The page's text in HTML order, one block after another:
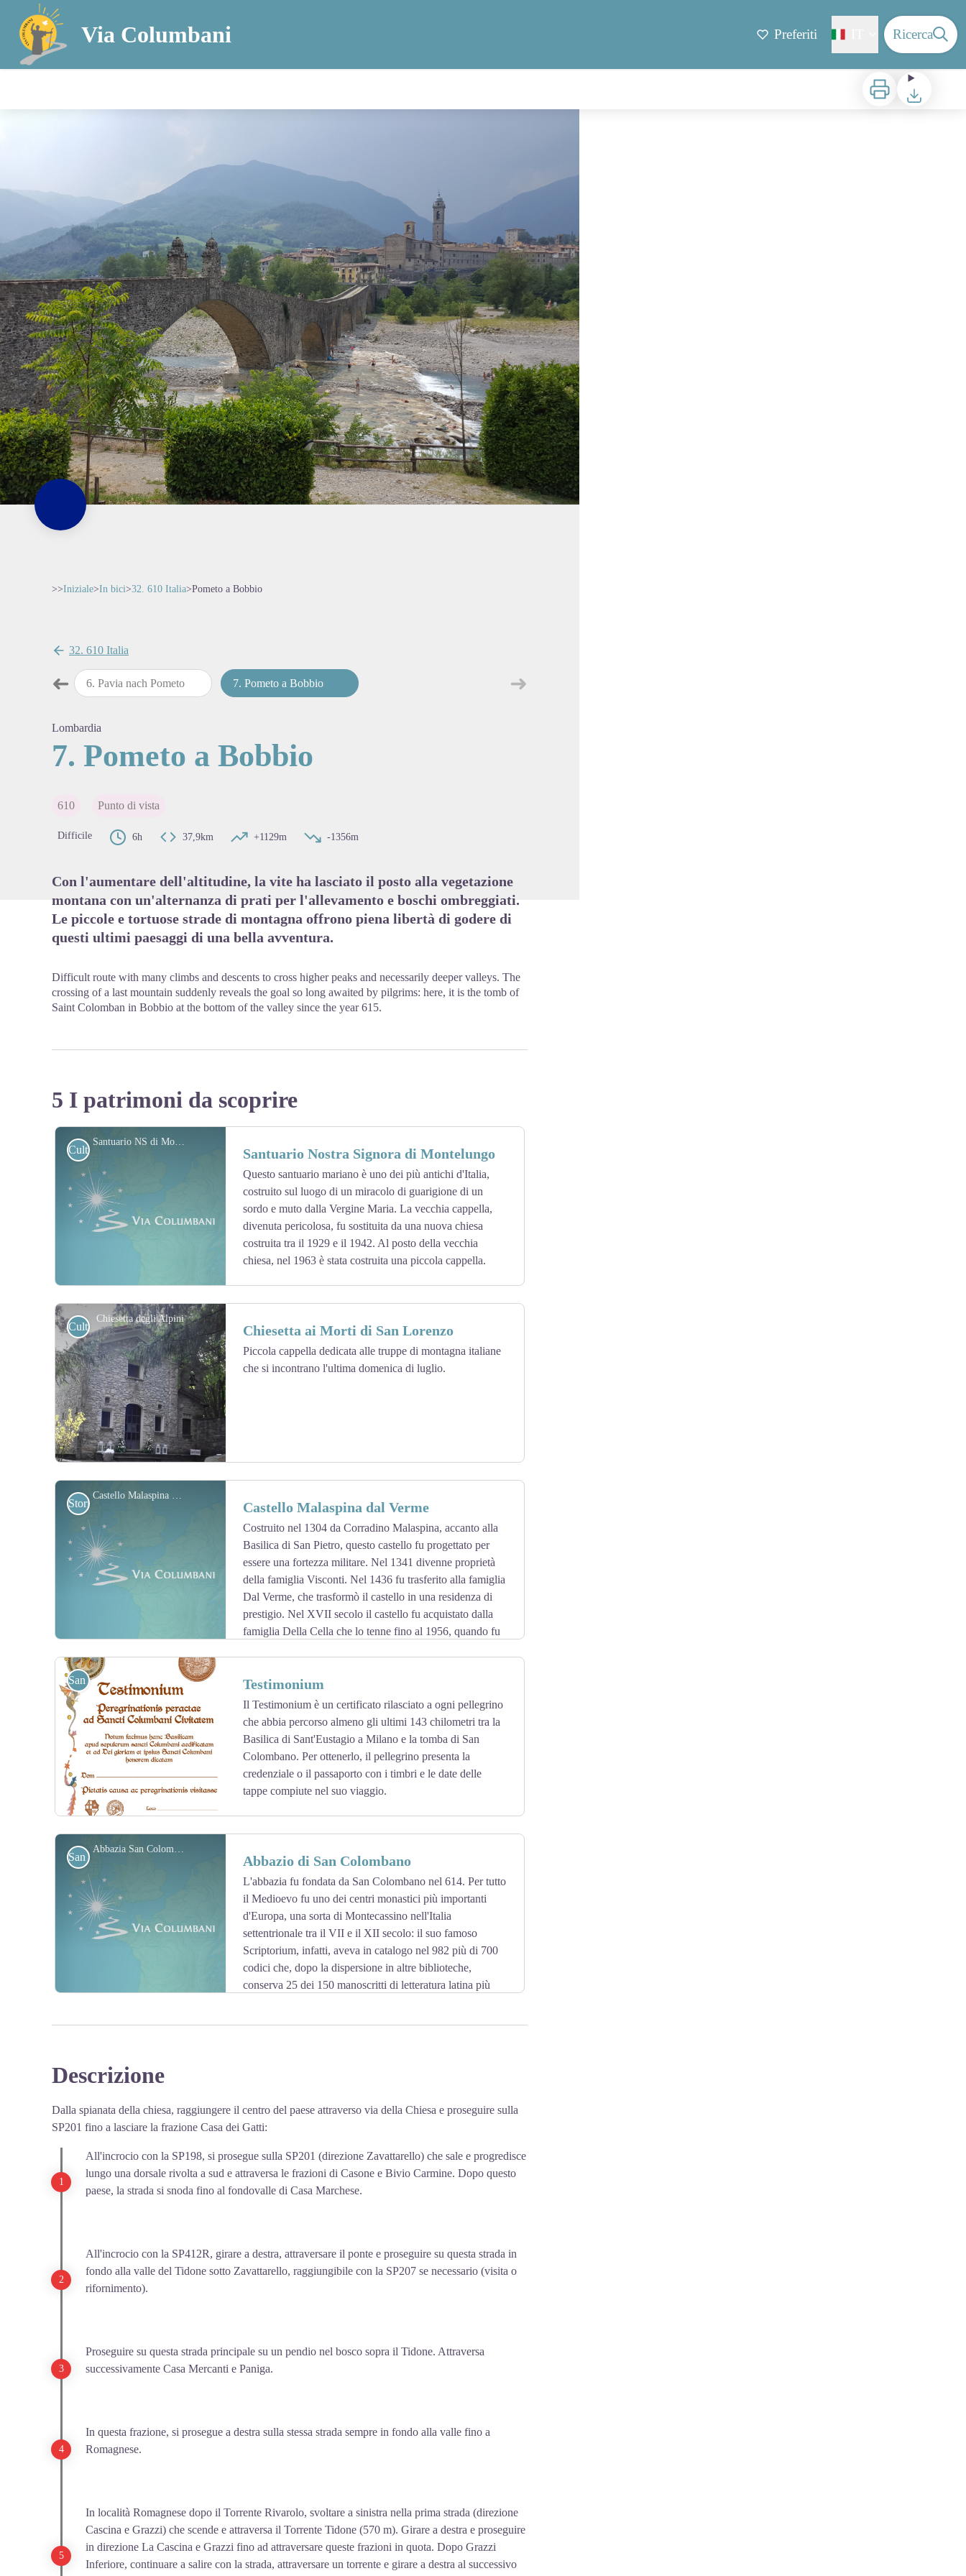
Via Columbani Preferiti Ricerca
Stampa Scaricare
>>Iniziale>In bici>32. 610 Italia>Pometo a Bobbio
32. 610 Italia
➜Passo precedente
6. Pavia nach Pometo 7.Pometo a Bobbio ➜Passo successivo
Lombardia
7. Pometo a Bobbio
610 Punto di vista
Difficile 6h 37,9km +1129m -1356m
Con l'aumentare dell'altitudine, la vite ha lasciato il posto alla vegetazione
montana con un'alternanza di prati per l'allevamento e boschi ombreggiati.
Le piccole e tortuose strade di montagna offrono piena libertà di godere di
questi ultimi paesaggi di una bella avventura.
Difficult route with many climbs and descents to cross higher peaks and necessarily deeper valleys. The
crossing of a last mountain suddenly reveals the goal so long awaited by pilgrims: here, it is the tomb of
Saint Colomban in Bobbio at the bottom of the valley since the year 615.
5 I patrimoni da scoprire
Santuario NS di Montelungo
View picture in full screen
Culturali Santuario Nostra Signora di Montelungo
Questo santuario mariano è uno dei più antichi d'Italia,
costruito sul luogo di un miracolo di guarigione di un
sordo e muto dalla Vergine Maria. La vecchia cappella,
divenuta pericolosa, fu sostituita da una nuova chiesa
costruita tra il 1929 e il 1942. Al posto della vecchia
chiesa, nel 1963 è stata costruita una piccola cappella.
Chiesetta degli Alpini
View picture in full screen
Culturali Chiesetta ai Morti di San Lorenzo
Piccola cappella dedicata alle truppe di montagna italiane
che si incontrano l'ultima domenica di luglio.
Castello Malaspina Dal Verme
View picture in full screen
Storici Castello Malaspina dal Verme
Costruito nel 1304 da Corradino Malaspina, accanto alla
Basilica di San Pietro, questo castello fu progettato per
essere una fortezza militare. Nel 1341 divenne proprietà
della famiglia Visconti. Nel 1436 fu trasferito alla famiglia
Dal Verme, che trasformò il castello in una residenza di
prestigio. Nel XVII secolo il castello fu acquistato dalla
famiglia Della Cella che lo tenne fino al 1956, quando fu
View picture in full screen
San Colombano Testimonium
Il Testimonium è un certificato rilasciato a ogni pellegrino
che abbia percorso almeno gli ultimi 143 chilometri tra la
Basilica di Sant'Eustagio a Milano e la tomba di San
Colombano. Per ottenerlo, il pellegrino presenta la
credenziale o il passaporto con i timbri e le date delle
tappe compiute nel suo viaggio.
Casa del Pellegrino Sant'Antonio Maria Gianelli
piazza San Colombano, 3
29022 Bobbio
Si prega di informarci in anticipo:
+39 (0) 523 076 062
Abbazia San Colombano
View picture in full screen
San Colombano Abbazio di San Colombano
L'abbazia fu fondata da San Colombano nel 614. Per tutto
il Medioevo fu uno dei centri monastici più importanti
d'Europa, una sorta di Montecassino nell'Italia
settentrionale tra il VII e il XII secolo: il suo famoso
Scriptorium, infatti, aveva in catalogo nel 982 più di 700
codici che, dopo la dispersione in altre biblioteche,
conserva 25 dei 150 manoscritti di letteratura latina più
Descrizione
Dalla spianata della chiesa, raggiungere il centro del paese attraverso via della Chiesa e proseguire sulla
SP201 fino a lasciare la frazione Casa dei Gatti:
All'incrocio con la SP198, si prosegue sulla SP201 (direzione Zavattarello) che sale e progredisce
lungo una dorsale rivolta a sud e attraversa le frazioni di Casone e Bivio Carmine. Dopo questo
paese, la strada si snoda fino al fondovalle di Casa Marchese.
All'incrocio con la SP412R, girare a destra, attraversare il ponte e proseguire su questa strada in
fondo alla valle del Tidone sotto Zavattarello, raggiungibile con la SP207 se necessario (visita o
rifornimento).
Proseguire su questa strada principale su un pendio nel bosco sopra il Tidone. Attraversa
successivamente Casa Mercanti e Paniga.
In questa frazione, si prosegue a destra sulla stessa strada sempre in fondo alla valle fino a
Romagnese.
In località Romagnese dopo il Torrente Rivarolo, svoltare a sinistra nella prima strada (direzione
Cascina e Grazzi) che scende e attraversa il Torrente Tidone (570 m). Girare a destra e proseguire
in direzione La Cascina e Grazzi fino ad attraversare queste frazioni in quota. Dopo Grazzi
Inferiore, continuare a salire con la strada, attraversare un torrente e girare a destra al successivo